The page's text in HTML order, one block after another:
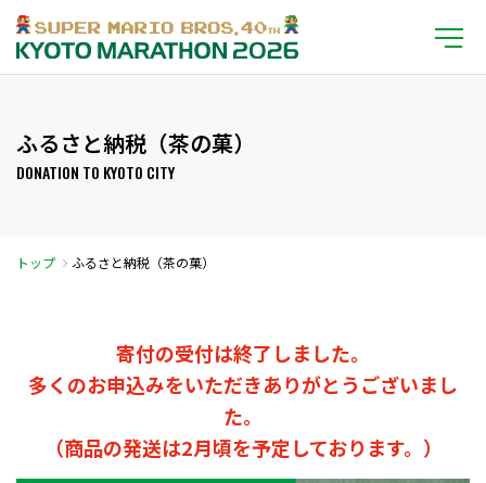
ふるさと納税（茶の菓）
DONATION TO KYOTO CITY
トップ ふるさと納税（茶の菓）
寄付の受付は終了しました。
多くのお申込みをいただきありがとうございまし
た。
（商品の発送は2月頃を予定しております。）